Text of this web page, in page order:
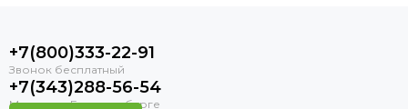
+7(800)333-22-91
+7(343)288-56-54